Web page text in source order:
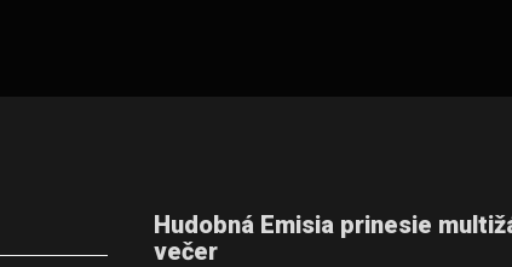
Hudobná Emisia prinesie
večer